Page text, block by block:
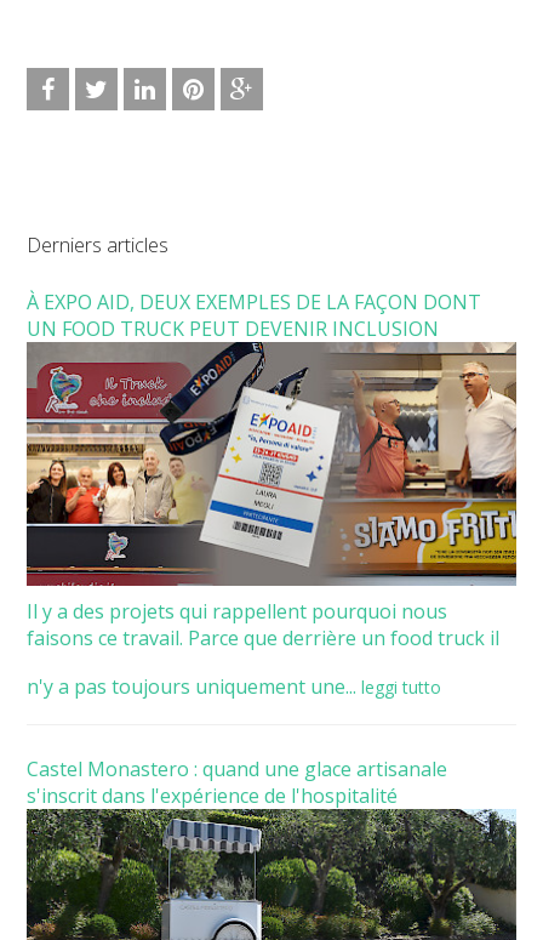
Derniers articles
À EXPO AID, DEUX EXEMPLES DE LA FAÇON DONT
UN FOOD TRUCK PEUT DEVENIR INCLUSION
Il y a des projets qui rappellent pourquoi nous
faisons ce travail. Parce que derrière un food truck il
n'y a pas toujours uniquement une... leggi tutto
Castel Monastero : quand une glace artisanale
s'inscrit dans l'expérience de l'hospitalité